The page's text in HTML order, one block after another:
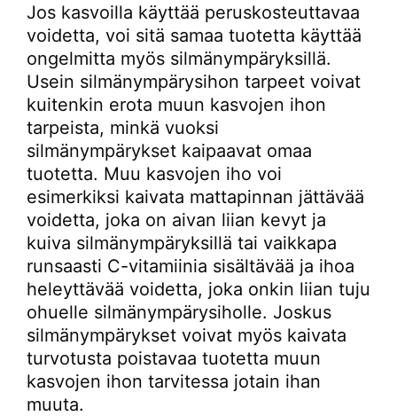
Jos kasvoilla käyttää peruskosteuttavaa
voidetta, voi sitä samaa tuotetta käyttää
ongelmitta myös silmänympäryksillä.
Usein silmänympärysihon tarpeet voivat
kuitenkin erota muun kasvojen ihon
tarpeista, minkä vuoksi
silmänympärykset kaipaavat omaa
tuotetta. Muu kasvojen iho voi
esimerkiksi kaivata mattapinnan jättävää
voidetta, joka on aivan liian kevyt ja
kuiva silmänympäryksillä tai vaikkapa
runsaasti C-vitamiinia sisältävää ja ihoa
heleyttävää voidetta, joka onkin liian tuju
ohuelle silmänympärysiholle. Joskus
silmänympärykset voivat myös kaivata
turvotusta poistavaa tuotetta muun
kasvojen ihon tarvitessa jotain ihan
muuta.